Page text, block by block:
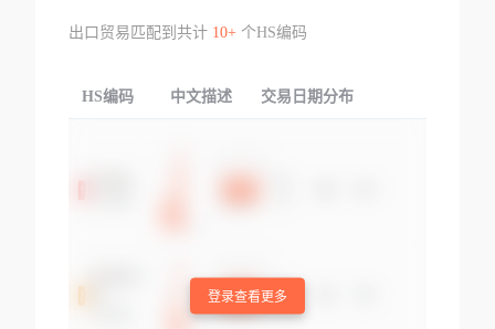
出口贸易匹配到共计 10+个HS编码
HS编码 中文描述 交易日期分布
登录查看更多